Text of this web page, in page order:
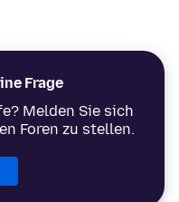
Frage
Melden Sie sich
Foren zu stellen.